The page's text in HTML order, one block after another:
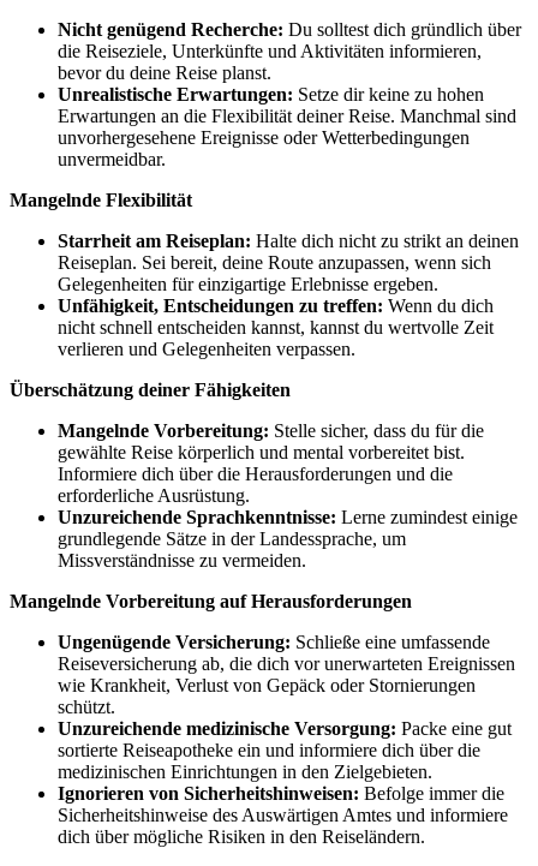
Nicht genügend Recherche: Du solltest dich gründlich über
die Reiseziele, Unterkünfte und Aktivitäten informieren,
bevor du deine Reise planst.
Unrealistische Erwartungen: Setze dir keine zu hohen
Erwartungen an die Flexibilität deiner Reise. Manchmal sind
unvorhergesehene Ereignisse oder Wetterbedingungen
unvermeidbar.
Mangelnde Flexibilität
Starrheit am Reiseplan: Halte dich nicht zu strikt an deinen
Reiseplan. Sei bereit, deine Route anzupassen, wenn sich
Gelegenheiten für einzigartige Erlebnisse ergeben.
Unfähigkeit, Entscheidungen zu treffen: Wenn du dich
nicht schnell entscheiden kannst, kannst du wertvolle Zeit
verlieren und Gelegenheiten verpassen.
Überschätzung deiner Fähigkeiten
Mangelnde Vorbereitung: Stelle sicher, dass du für die
gewählte Reise körperlich und mental vorbereitet bist.
Informiere dich über die Herausforderungen und die
erforderliche Ausrüstung.
Unzureichende Sprachkenntnisse: Lerne zumindest einige
grundlegende Sätze in der Landessprache, um
Missverständnisse zu vermeiden.
Mangelnde Vorbereitung auf Herausforderungen
Ungenügende Versicherung: Schließe eine umfassende
Reiseversicherung ab, die dich vor unerwarteten Ereignissen
wie Krankheit, Verlust von Gepäck oder Stornierungen
schützt.
Unzureichende medizinische Versorgung: Packe eine gut
sortierte Reiseapotheke ein und informiere dich über die
medizinischen Einrichtungen in den Zielgebieten.
Ignorieren von Sicherheitshinweisen: Befolge immer die
Sicherheitshinweise des Auswärtigen Amtes und informiere
dich über mögliche Risiken in den Reiseländern.